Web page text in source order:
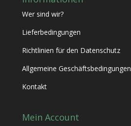
Wer sind wir?
Lieferbedingungen
Richtlinien für den Datenschutz
Allgemeine Geschäftsbedingungen
Kontakt
Mein Account